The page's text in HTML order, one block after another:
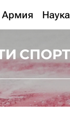
Армия Наука